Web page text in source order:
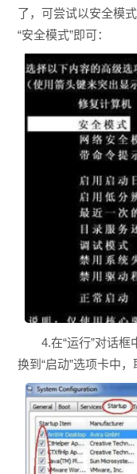
了，可尝试以安全模
“安全模式”即可：
4.在“运行”对话框
换到“启动”选项卡中，